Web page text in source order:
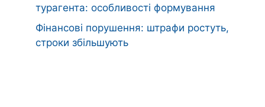
турагента: особливості формування
Фінансові порушення: штрафи ростуть,
строки збільшують